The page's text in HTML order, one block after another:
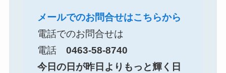
メールでのお問合せはこちらから
電話でのお問合せは
電話 0463-58-8740
今日の日が昨日よりもっと輝く日